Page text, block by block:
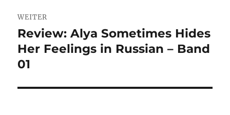
WEITER
Nächster
Beitrag:
Review: Alya Sometimes Hides
Her Feelings in Russian – Band
01